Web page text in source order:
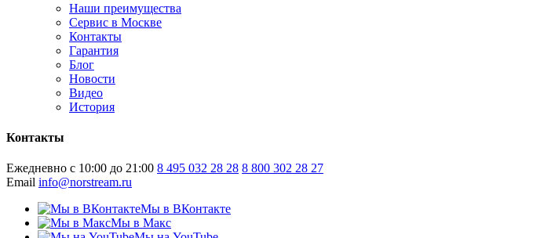
Наши преимущества
Сервис в Москве
Контакты
Гарантия
Блог
Новости
Видео
История
Контакты
Ежедневно с 10:00 до 21:00 8 495 032 28 28 8 800 302 28 27
Email info@norstream.ru
Мы в ВКонтакте
Мы в Макс